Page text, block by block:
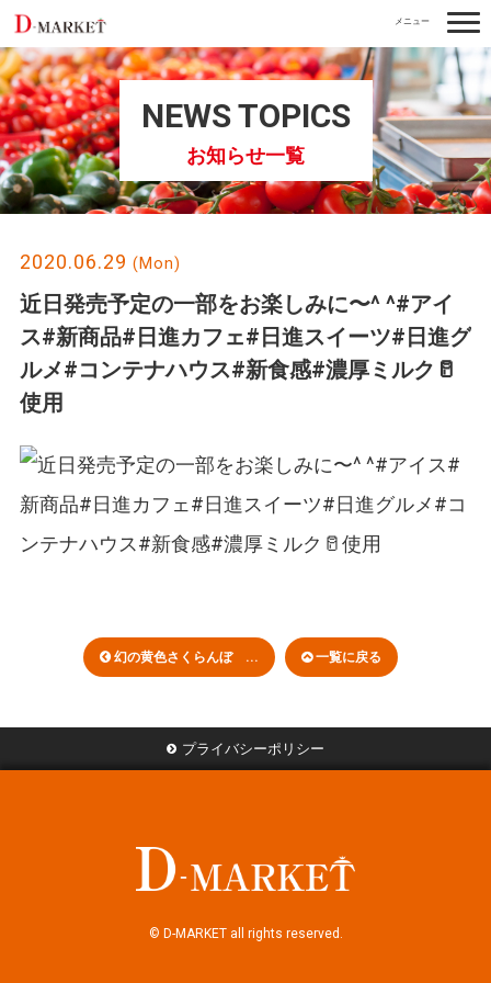
NEWS TOPICS
お知らせ一覧
2020.06.29 (Mon)
近日発売予定の一部をお楽しみに〜^ ^#アイ
ス#新商品#日進カフェ#日進スイーツ#日進グ
ルメ#コンテナハウス#新食感#濃厚ミルク🥛
使用
幻の黄色さくらんぼ ... 一覧に戻る
プライバシーポリシー
© D-MARKET all rights reserved.